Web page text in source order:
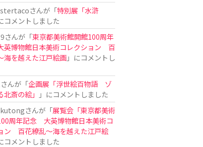
さんが「特別展「水滸
コメントしました
さんが「東京都美術館開館100周年
博物館日本美術コレクション 百
海を越えた江戸絵画」にコメントし
さんが「企画展「浮世絵百物語 ゾ
北斎の絵」
」にコメントしました
さんが「展覧会「東京都美術
周年記念 大英博物館日本美術コ
ン 百花繚乱〜海を越えた江戸絵
コメントしました